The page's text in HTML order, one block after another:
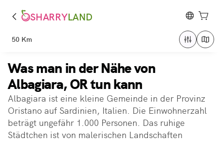
SHARRYLAND
50 Km
Was man in der Nähe von
Albagiara, OR tun kann
Albagiara ist eine kleine Gemeinde in der Provinz
Oristano auf Sardinien, Italien. Die Einwohnerzahl
beträgt ungefähr 1.000 Personen. Das ruhige
Städtchen ist von malerischen Landschaften